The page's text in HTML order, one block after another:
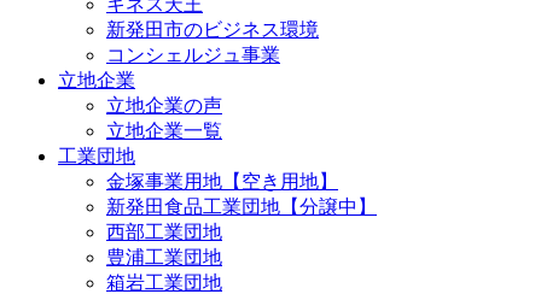
新発田市のビジネス環境
コンシェルジュ事業
立地企業
立地企業の声
立地企業一覧
工業団地
金塚事業用地【空き用地】
新発田食品工業団地【分譲中】
西部工業団地
豊浦工業団地
箱岩工業団地